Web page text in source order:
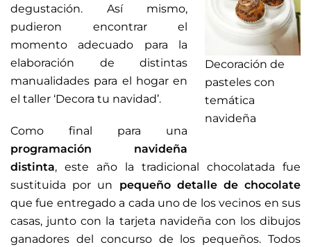
Decoración de
pasteles con
temática
navideña
degustación. Así mismo,
pudieron encontrar el
momento adecuado para la
elaboración de distintas
manualidades para el hogar en
el taller ‘Decora tu navidad’.
Como final para una
programación navideña
distinta, este año la tradicional chocolatada fue
sustituida por un pequeño detalle de chocolate
que fue entregado a cada uno de los vecinos en sus
casas, junto con la tarjeta navideña con los dibujos
ganadores del concurso de los pequeños. Todos